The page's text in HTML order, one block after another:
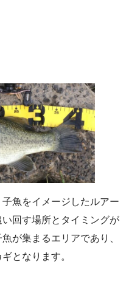
魚をイメージしたルアー
回す場所とタイミングが
が集まるエリアであり、
となります。